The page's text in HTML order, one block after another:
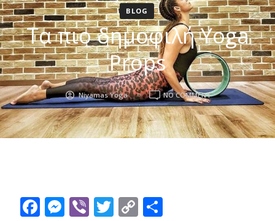
BLOG
Τα πιο δημοφιλή Yoga
Props
Niyamas Yoga NO COMMENTON
ΤΑ
ΠΙΟ
ΔΗΜΟΦΙΛΉ
Facebook
Messenger
ViberTwitter
Copy